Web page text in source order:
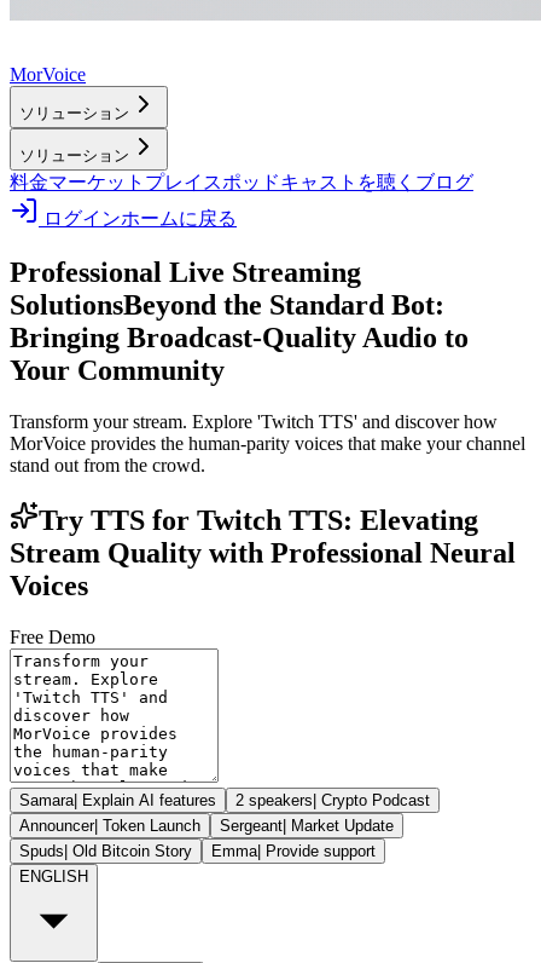
MorVoice
ソリューション
ソリューション
料金マーケットプレイスポッドキャストを聴く ブログ
ログインホームに戻る
Professional Live Streaming
SolutionsBeyond the Standard Bot:
Bringing Broadcast-Quality Audio to
Your Community
Transform your stream. Explore 'Twitch TTS' and discover how
MorVoice provides the human-parity voices that make your channel
stand out from the crowd.
Try TTS for Twitch TTS: Elevating
Stream Quality with Professional Neural
Voices
Free Demo
Samara| Explain AI features 2 speakers| Crypto Podcast
Announcer| Token Launch Sergeant| Market Update
Spuds| Old Bitcoin Story Emma| Provide support
ENGLISH